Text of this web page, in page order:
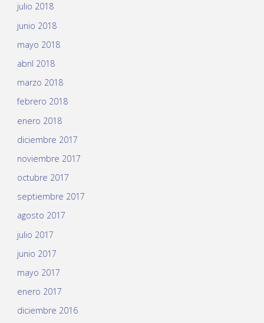
julio 2018
junio 2018
mayo 2018
abril 2018
marzo 2018
febrero 2018
enero 2018
diciembre 2017
noviembre 2017
octubre 2017
septiembre 2017
agosto 2017
julio 2017
junio 2017
mayo 2017
enero 2017
diciembre 2016